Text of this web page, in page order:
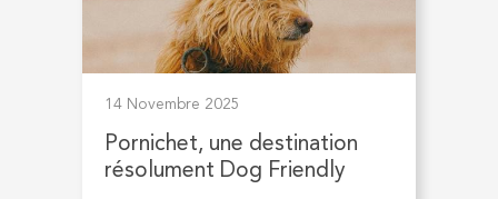
14 Novembre 2025
Pornichet, une destination
résolument Dog Friendly